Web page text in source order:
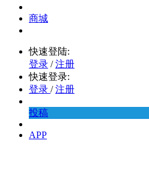
商城
快速登陆:
登录 / 注册
快速登录:
登录 / 注册
投稿
APP